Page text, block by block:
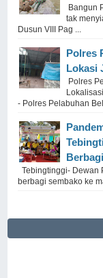
Bangun
tak
Dusun VIII Pag ...
Polres
Lokasi
Polres
- Polres Pelabuhan
Tebingtinggi- Dewan
berbagi sembako ke